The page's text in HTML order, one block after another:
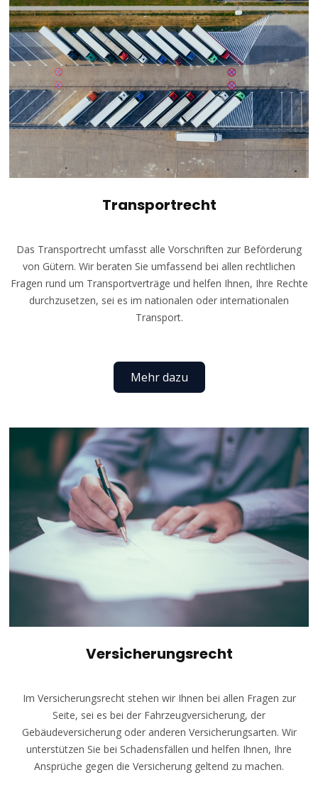
Transportrecht
Das Transportrecht umfasst alle Vorschriften zur Beförderung
von Gütern. Wir beraten Sie umfassend bei allen rechtlichen
Fragen rund um Transportverträge und helfen Ihnen, Ihre Rechte
durchzusetzen, sei es im nationalen oder internationalen
Transport.
Mehr dazu
Versicherungsrecht
Im Versicherungsrecht stehen wir Ihnen bei allen Fragen zur
Seite, sei es bei der Fahrzeugversicherung, der
Gebäudeversicherung oder anderen Versicherungsarten. Wir
unterstützen Sie bei Schadensfällen und helfen Ihnen, Ihre
Ansprüche gegen die Versicherung geltend zu machen.